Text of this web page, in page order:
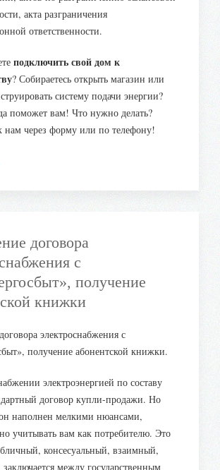
акта разграничения
ответственности.
подключить свой дом к
? Собираетесь открыть магазин или
систему подачи энергии?
поможет вам! Что нужно делать?
нам через форму или по телефону!
договора
с
получение
книжки
электроснабжения с
получение абонентской книжки.
электроэнергией по составу
договор купли-продажи. Но
наполнен мелкими нюансами,
учитывать вам как потребителю. Это
консесуальный, взаимный,
между государственным